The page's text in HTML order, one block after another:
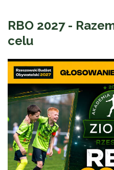
RBO 2027 -
celu